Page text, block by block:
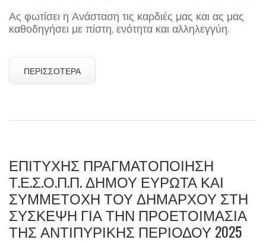
Ας φωτίσει η Ανάσταση τις καρδιές μας και ας μας
καθοδηγήσει με πίστη, ενότητα και αλληλεγγύη.
ΠΕΡΙΣΣΌΤΕΡΑ
ΕΠΙΤΥΧΉΣ ΠΡΑΓΜΑΤΟΠΟΊΗΣΗ
Τ.Ε.Σ.Ο.Π.Π. ΔΉΜΟΥ ΕΥΡΏΤΑ ΚΑΙ
ΣΥΜΜΕΤΟΧΉ ΤΟΥ ΔΗΜΆΡΧΟΥ ΣΤΗ
ΣΎΣΚΕΨΗ ΓΙΑ ΤΗΝ ΠΡΟΕΤΟΙΜΑΣΊΑ
ΤΗΣ ΑΝΤΙΠΥΡΙΚΉΣ ΠΕΡΙΌΔΟΥ 2025